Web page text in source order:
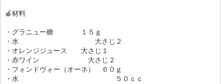
🍎材料
・グラニュー糖 １５ｇ
・水 大さじ２
・オレンジジュース 大さじ１
・赤ワイン 大さじ２
・フォンドヴォー（オーネ） ６０ｇ
・水 ５０ｃｃ